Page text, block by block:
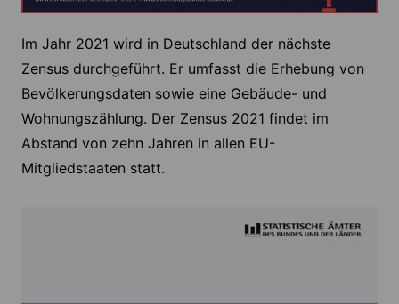
Im Jahr 2021 wird in Deutschland der nächste
Zensus durchgeführt. Er umfasst die Erhebung von
Bevölkerungsdaten sowie eine Gebäude- und
Wohnungszählung. Der Zensus 2021 findet im
Abstand von zehn Jahren in allen EU-
Mitgliedstaaten statt.